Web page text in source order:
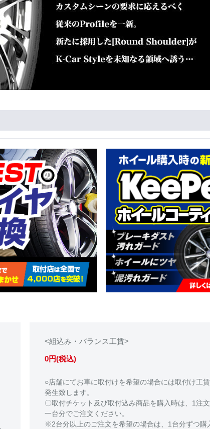
<組込み・バランス工賃>
0円(税込)
○店舗にてお車に取付けを希望の場合には取付け工
発生致します。
〇取付チケット及び取付込み商品を購入時は、1注
一台分でご注文ください。
※2台分以上のご注文を希望の場合は、1台分ずつ購